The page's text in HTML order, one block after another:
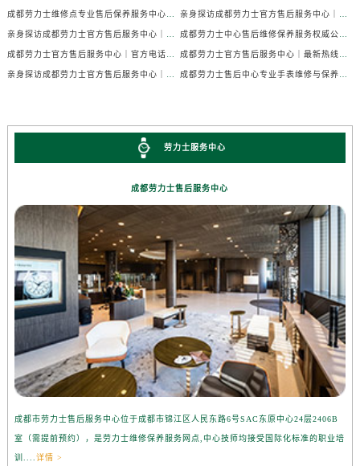
劳力士服务中心
成都劳力士售后服务中心
成都市劳力士售后服务中心位于成都市锦江区人民东路6号SAC东原中心24层2406B
室（需提前预约），是劳力士维修保养服务网点,中心技师均接受国际化标准的职业培
训.... 详情 >